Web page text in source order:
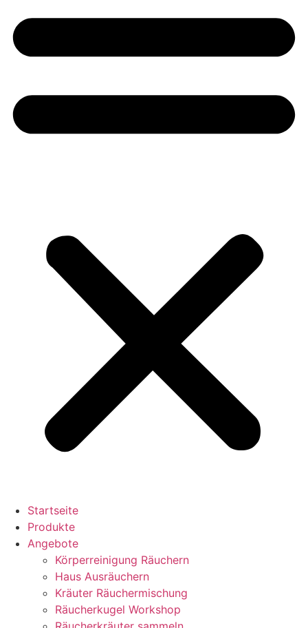
Startseite
Produkte
Angebote
Körperreinigung Räuchern
Haus Ausräuchern
Kräuter Räuchermischung
Räucherkugel Workshop